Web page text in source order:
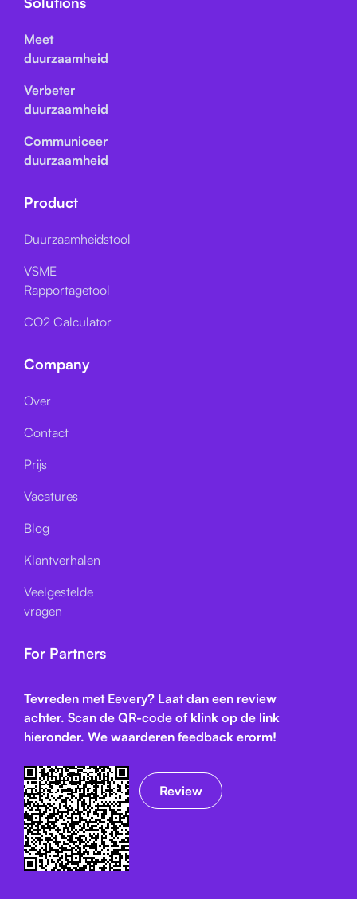
Meet
duurzaamheid
Verbeter
duurzaamheid
Communiceer
duurzaamheid
Product
Duurzaamheidstool
VSME
Rapportagetool
CO2 Calculator
Company
Over
Contact
Prijs
Vacatures
Blog
Klantverhalen
Veelgestelde
vragen
For Partners
Tevreden met Eevery? Laat dan een review
achter. Scan de QR-code of klink op de link
hieronder. We waarderen feedback erorm!
Review